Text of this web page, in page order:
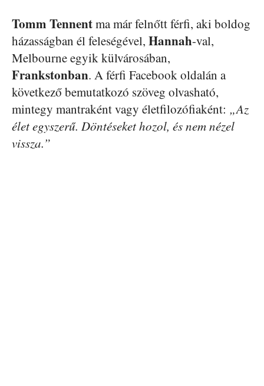
Tomm Tennentma már felnőtt férfi, aki boldog
házasságban él feleségével, Hannah-val,
Melbourne egyik külvárosában,
Frankstonban. A férfi Facebook oldalán a
következő bemutatkozó szöveg olvasható,
mintegy mantraként vagy életfilozófiaként: „Az
élet egyszerű. Döntéseket hozol, és nem nézel
vissza.”